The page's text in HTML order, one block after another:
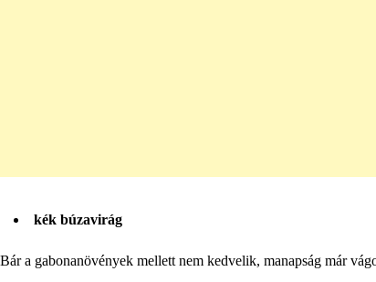
kék búzavirág
Bár a gabonanövények mellett nem kedvelik, manapság már